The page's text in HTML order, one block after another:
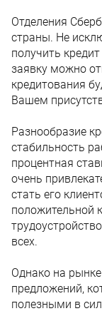
Отделения
страны. Не
получить
заявку можно
кредитования
Вашем
Разнообразие
стабильность
процентная
очень
стать его
положительной
всех.
Однако на
предложений,
полезными в